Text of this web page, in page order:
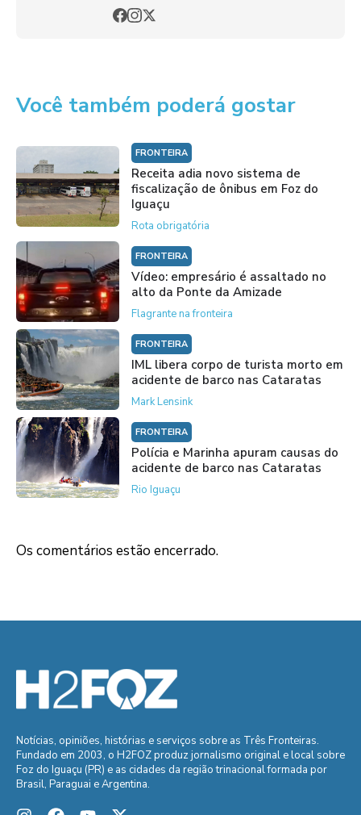
Você também poderá gostar
FRONTEIRA
Receita adia novo sistema de
fiscalização de ônibus em Foz do
Iguaçu
Rota obrigatória
FRONTEIRA
Vídeo: empresário é assaltado no
alto da Ponte da Amizade
Flagrante na fronteira
FRONTEIRA
IML libera corpo de turista morto em
acidente de barco nas Cataratas
Mark Lensink
FRONTEIRA
Polícia e Marinha apuram causas do
acidente de barco nas Cataratas
Rio Iguaçu
Os comentários estão encerrado.
Notícias, opiniões, histórias e serviços sobre as Três Fronteiras.
Fundado em 2003, o H2FOZ produz jornalismo original e local sobre
Foz do Iguaçu (PR) e as cidades da região trinacional formada por
Brasil, Paraguai e Argentina.